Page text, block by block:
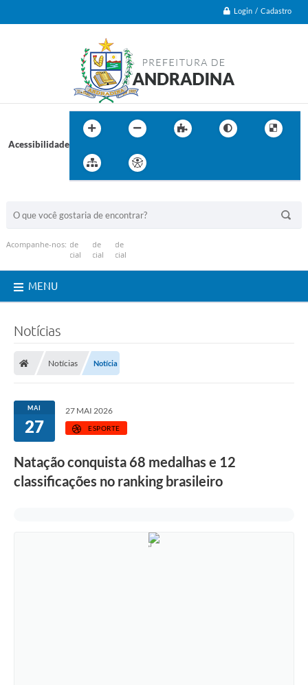
Login / Cadastro
Acessibilidade
Acompanhe-nos:
MENU
Notícias
Notícias Notícia
MAI
27
27 MAI 2026
ESPORTE
Natação conquista 68 medalhas e 12
classificações no ranking brasileiro